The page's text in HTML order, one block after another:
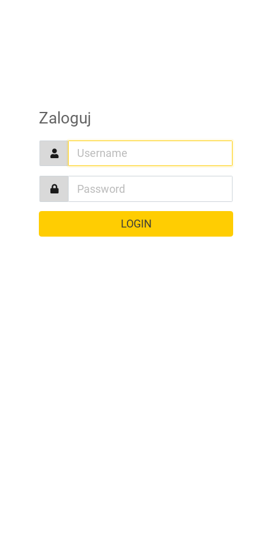
Zaloguj
LOGIN